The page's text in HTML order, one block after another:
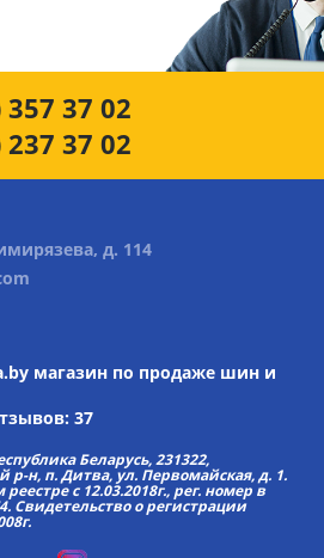
357 37 02
237 37 02
д. 114
магазин по продаже шин и
37
Беларусь, 231322,
р-н, п. Дитва, ул. Первомайская, д. 1.
с 12.03.2018г., рег. номер в
Свидетельство о регистрации